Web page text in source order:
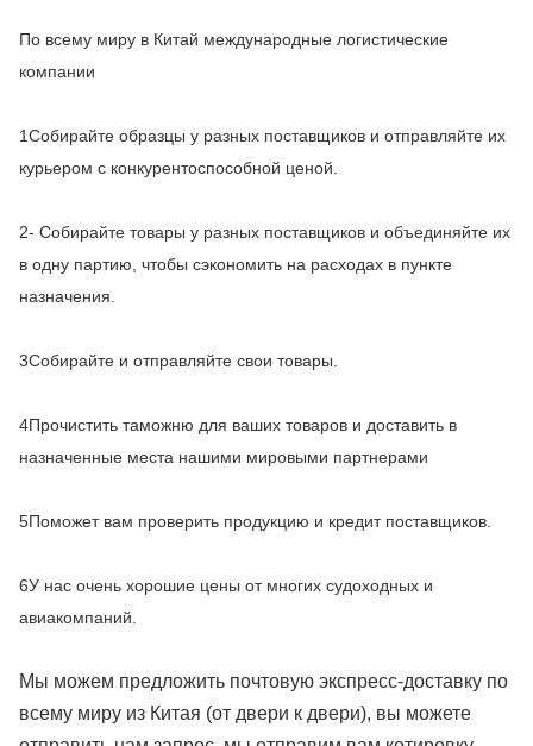
По всему миру в Китай международные логистические
компании
1Собирайте образцы у разных поставщиков и отправляйте их
курьером с конкурентоспособной ценой.
2- Собирайте товары у разных поставщиков и объединяйте их
в одну партию, чтобы сэкономить на расходах в пункте
назначения.
3Собирайте и отправляйте свои товары.
4Прочистить таможню для ваших товаров и доставить в
назначенные места нашими мировыми партнерами
5Поможет вам проверить продукцию и кредит поставщиков.
6У нас очень хорошие цены от многих судоходных и
авиакомпаний.
Мы можем предложить почтовую экспресс-доставку по
всему миру из Китая (от двери к двери), вы можете